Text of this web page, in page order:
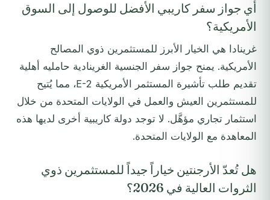
أي جواز سفر كاريبي الأفضل للوصول إلى السوق
الأمريكية؟
غرينادا هي الخيار الأبرز للمستثمرين ذوي المصالح
الأمريكية. يمنح جواز سفر الجنسية الغرينادية حامليه أهلية
تقديم طلب تأشيرة المستثمر الأمريكية E-2، مما يُتيح
للمستثمرين العيش والعمل في الولايات المتحدة من خلال
استثمار تجاري مؤهَّل. لا توجد دولة كاريبية أخرى لديها هذه
المعاهدة مع الولايات المتحدة.
هل تُعدّ الأرجنتين خياراً جيداً للمستثمرين ذوي
الثروات العالية في 2026؟